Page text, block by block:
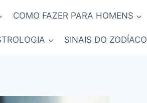
COMO FAZER PARA HOMENS
SINAIS DO ZODÍACO